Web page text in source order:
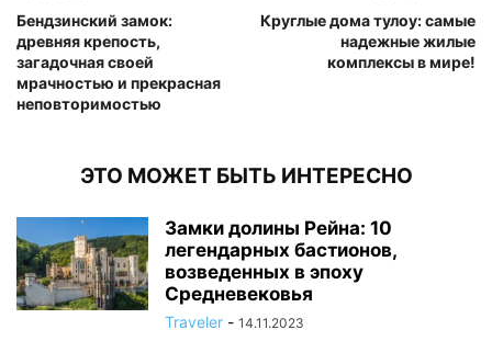
Бендзинский замок:
древняя крепость,
загадочная своей
мрачностью и прекрасная
неповторимостью
Круглые дома тулоу: самые
надежные жилые
комплексы в мире!
ЭТО МОЖЕТ БЫТЬ ИНТЕРЕСНО
Замки долины Рейна: 10
легендарных бастионов,
возведенных в эпоху
Средневековья
Traveler - 14.11.2023